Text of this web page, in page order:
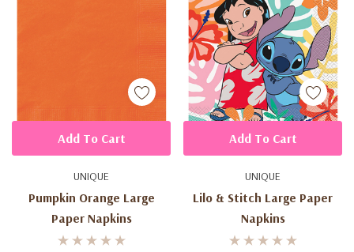
UNIQUE
Pumpkin Orange Large
Paper Napkins
Add To Cart
UNIQUE
Lilo & Stitch Large Paper
Napkins
Add To Cart